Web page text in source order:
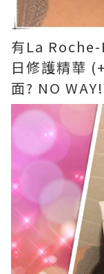
有La
日修護精華
面? NO WAY!